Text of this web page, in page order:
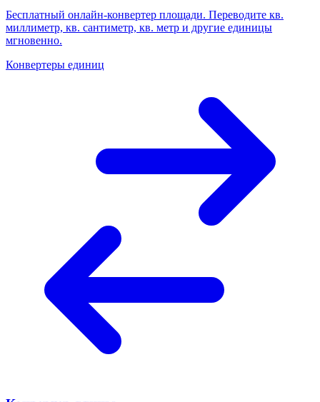
Бесплатный онлайн-конвертер площади. Переводите кв.
миллиметр, кв. сантиметр, кв. метр и другие единицы
мгновенно.
Конвертеры единиц